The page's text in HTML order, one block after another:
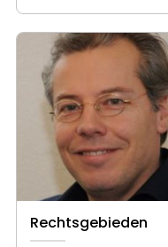
Rechtsgebieden